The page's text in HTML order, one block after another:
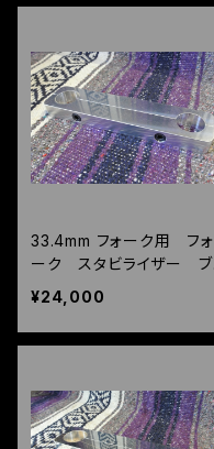
33.4mm フォーク用 フォ
ーク スタビライザー ブ
レース チークバー
¥24,000